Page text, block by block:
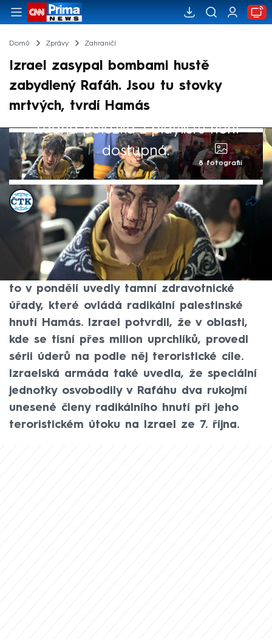
Domů Zprávy Zahraničí
Izrael zasypal bombami hustě
zabydlený Rafáh. Jsou tu stovky
mrtvých, tvrdí Hamás
Žádná položka z playlistu není
dostupná.
8 fotografií
ČTK
12. úno 2024, 03:08
Izraelské údery v Rafáhu na jihu Pásma
Gazy si v noci na pondělí vyžádaly životy
asi stovky lidí. Podle agentur Reuters a AFP
to v pondělí uvedly tamní zdravotnické
úřady, které ovládá radikální palestinské
hnutí Hamás. Izrael potvrdil, že v oblasti,
kde se tísní přes milion uprchlíků, provedl
sérii úderů na podle něj teroristické cíle.
Izraelská armáda také uvedla, že speciální
jednotky osvobodily v Rafáhu dva rukojmí
unesené členy radikálního hnutí při jeho
teroristickém útoku na Izrael ze 7. října.